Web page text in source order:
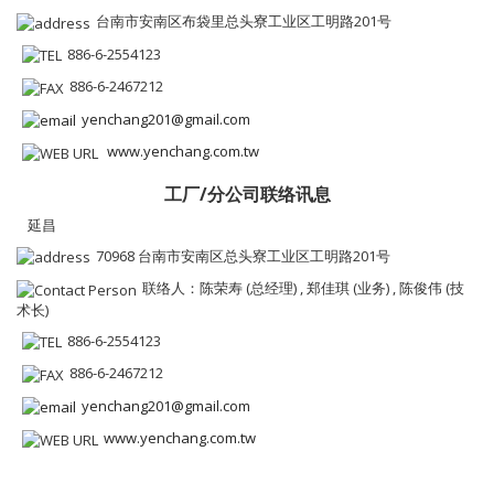
台南市安南区布袋里总头寮工业区工明路201号
886-6-2554123
886-6-2467212
yenchang201@gmail.com
www.yenchang.com.tw
工厂/分公司联络讯息
延昌
70968 台南市安南区总头寮工业区工明路201号
联络人：陈荣寿 (总经理) , 郑佳琪 (业务) , 陈俊伟 (技
术长)
886-6-2554123
886-6-2467212
yenchang201@gmail.com
www.yenchang.com.tw